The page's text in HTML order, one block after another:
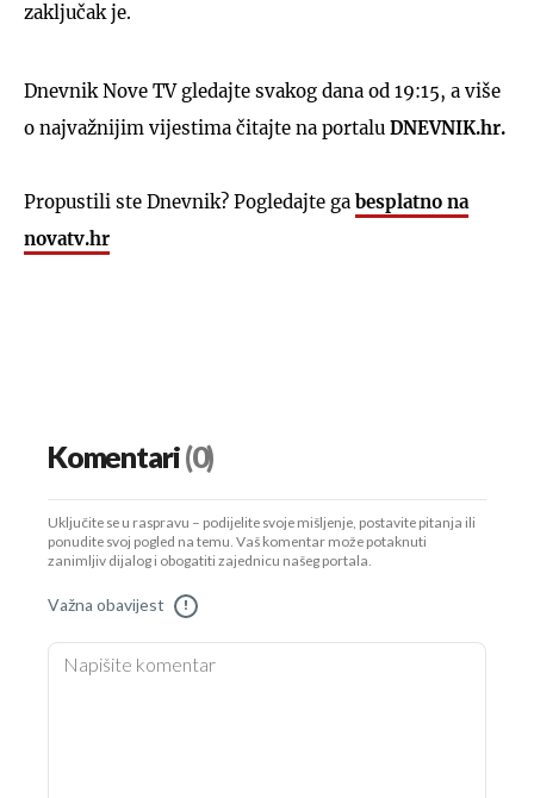
zaključak je.
Dnevnik Nove TV gledajte svakog dana od 19:15, a više
o najvažnijim vijestima čitajte na portalu DNEVNIK.hr.
Propustili ste Dnevnik? Pogledajte ga besplatno na
novatv.hr
Komentari(0)
Uključite se u raspravu – podijelite svoje mišljenje, postavite pitanja ili
ponudite svoj pogled na temu. Vaš komentar može potaknuti
zanimljiv dijalog i obogatiti zajednicu našeg portala.
Važna obavijest !